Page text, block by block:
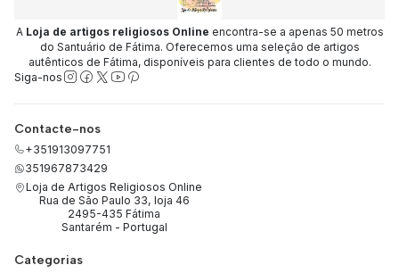
A Loja de artigos religiosos Online encontra-se a apenas 50 metros
do Santuário de Fátima. Oferecemos uma seleção de artigos
autênticos de Fátima, disponíveis para clientes de todo o mundo.
Siga-nos
Contacte-nos
+351913097751
351967873429
Loja de Artigos Religiosos Online
Rua de São Paulo 33, loja 46
2495-435 Fátima
Santarém - Portugal
Categorias